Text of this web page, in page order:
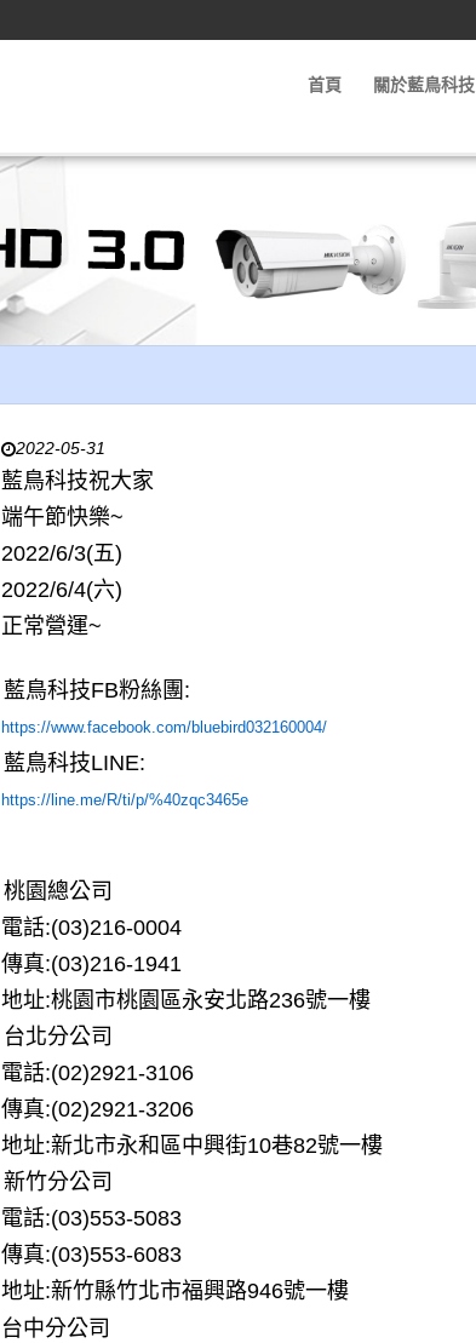
首頁 關於藍鳥科技
2022-05-31
藍鳥科技祝大家
端午節快樂~
2022/6/3(五)
2022/6/4(六)
正常營運~
藍鳥科技FB粉絲團:
https://www.facebook.com/bluebird032160004/
藍鳥科技LINE:
https://line.me/R/ti/p/%40zqc3465e
桃園總公司
電話:(03)216-0004
傳真:(03)216-1941
地址:桃園市桃園區永安北路236號一樓
台北分公司
電話:(02)2921-3106
傳真:(02)2921-3206
地址:新北市永和區中興街10巷82號一樓
新竹分公司
電話:(03)553-5083
傳真:(03)553-6083
地址:新竹縣竹北市福興路946號一樓
台中分公司